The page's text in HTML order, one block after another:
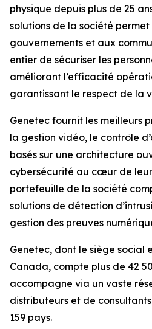
physique depuis plus de 25
solutions de la société
gouvernements et aux
entier de sécuriser les
améliorant l’efficacité
garantissant le respect de la
Genetec fournit les meilleurs
la gestion vidéo, le contrôle
basés sur une architecture
cybersécurité au cœur de
portefeuille de la société
solutions de détection
gestion des preuves
Genetec, dont le siège social
Canada, compte plus de 42
accompagne via un vaste
distributeurs et de
159 pays.